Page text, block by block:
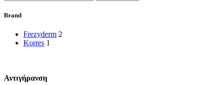
Brand
Frezyderm 2
Korres 1
Αντιγήρανση